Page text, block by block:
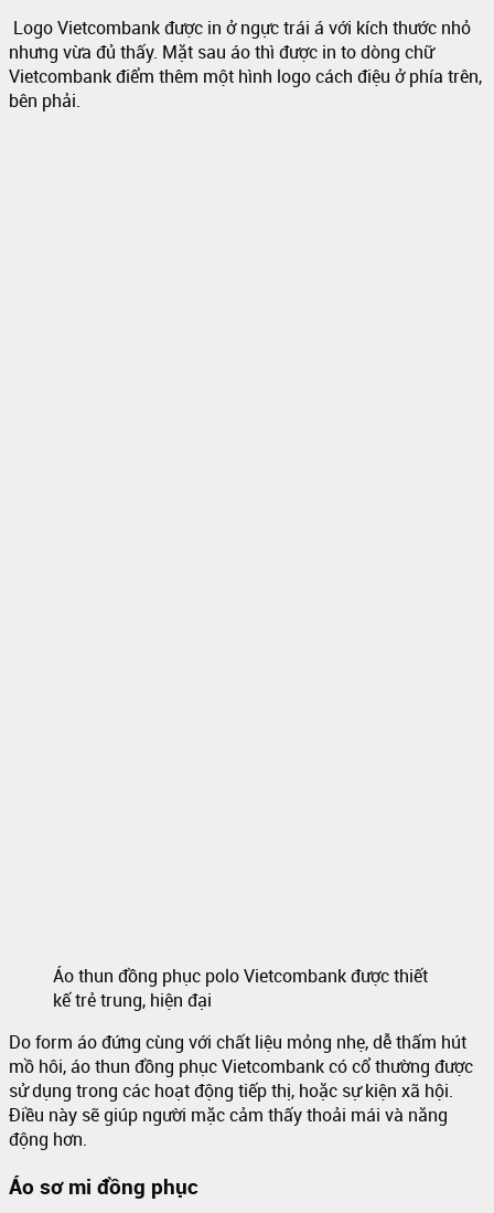
Logo Vietcombank được in ở ngực trái á với kích thước nhỏ
nhưng vừa đủ thấy. Mặt sau áo thì được in to dòng chữ
Vietcombank điểm thêm một hình logo cách điệu ở phía trên,
bên phải.
Áo thun đồng phục polo Vietcombank được thiết
kế trẻ trung, hiện đại
Do form áo đứng cùng với chất liệu mỏng nhẹ, dễ thấm hút
mồ hôi, áo thun đồng phục Vietcombank có cổ thường được
sử dụng trong các hoạt động tiếp thị, hoặc sự kiện xã hội.
Điều này sẽ giúp người mặc cảm thấy thoải mái và năng
động hơn.
Áo sơ mi đồng phục